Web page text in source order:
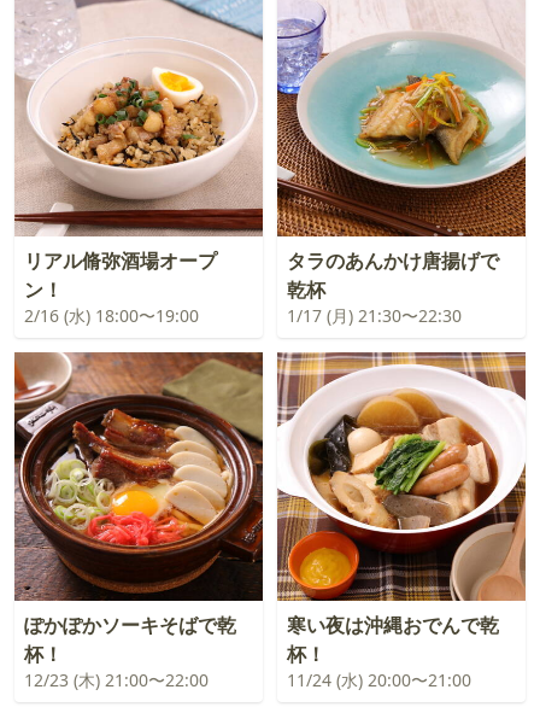
リアル脩弥酒場オープ
ン！
2/16 (水) 18:00〜19:00
タラのあんかけ唐揚げで
乾杯
1/17 (月) 21:30〜22:30
ぽかぽかソーキそばで乾
杯！
12/23 (木) 21:00〜22:00
寒い夜は沖縄おでんで乾
杯！
11/24 (水) 20:00〜21:00